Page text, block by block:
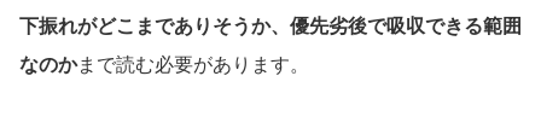
下振れがどこまでありそうか、優先劣後で吸収できる範囲
なのかまで読む必要があります。